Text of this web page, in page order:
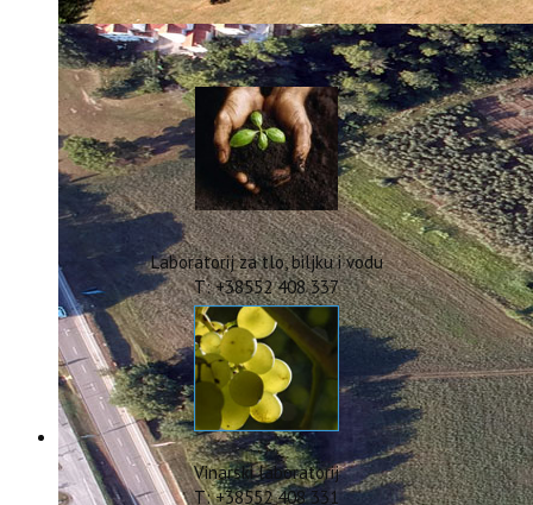
INHERIT
CONSUMLESS PLUS
IstraOILFest
ARHIVA PROJEKATA
IstraECOinclusive
Izdavačka djelatnost
Izbor u znanstvena zvanja
Dokumenti
Statut
Strategija
CIP
Pravo na pristup informacijama
Zaštita osobnih podataka
Godišnji izvještaj
Javna nabava
Natječaji za radna mjesta
Zakonodavni okvir
Akti Instituta
Linkovi
Laboratorij za tlo, biljku i vodu
T: +38552 408 337
Vinarski laboratorij
T: +38552 408 331